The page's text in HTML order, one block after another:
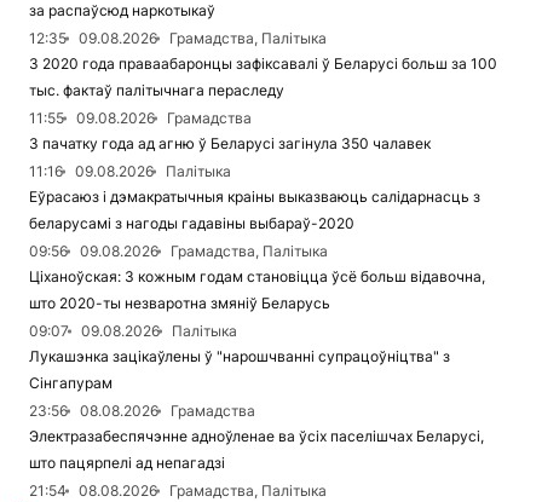
за распаўсюд наркотыкаў
12:35
09.08.2026
Грамадства, Палітыка
З 2020 года праваабаронцы зафіксавалі ў Беларусі больш за 100
тыс. фактаў палітычнага пераследу
11:55
09.08.2026
Грамадства
З пачатку года ад агню ў Беларусі загінула 350 чалавек
11:16
09.08.2026
Палітыка
Еўрасаюз і дэмакратычныя краіны выказваюць салідарнасць з
беларусамі з нагоды гадавіны выбараў-2020
09:56
09.08.2026
Грамадства, Палітыка
Ціханоўская: З кожным годам становіцца ўсё больш відавочна,
што 2020-ты незваротна змяніў Беларусь
09:07
09.08.2026
Палітыка
Лукашэнка зацікаўлены ў "нарошчванні супрацоўніцтва" з
Сінгапурам
23:56
08.08.2026
Грамадства
Электразабеспячэнне адноўленае ва ўсіх паселішчах Беларусі,
што пацярпелі ад непагадзі
21:54
08.08.2026
Грамадства, Палітыка